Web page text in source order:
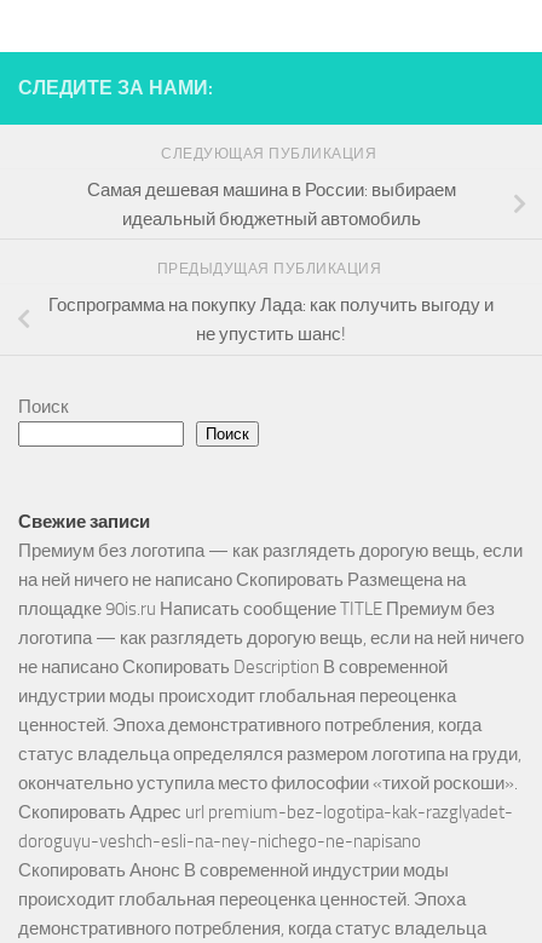
СЛЕДИТЕ ЗА НАМИ:
СЛЕДУЮЩАЯ ПУБЛИКАЦИЯ
Самая дешевая машина в России: выбираем
идеальный бюджетный автомобиль
ПРЕДЫДУЩАЯ ПУБЛИКАЦИЯ
Госпрограмма на покупку Лада: как получить выгоду и
не упустить шанс!
Поиск
Поиск
Свежие записи
Премиум без логотипа — как разглядеть дорогую вещь, если
на ней ничего не написано Скопировать Размещена на
площадке 90is.ru Написать сообщение TITLE Премиум без
логотипа — как разглядеть дорогую вещь, если на ней ничего
не написано Скопировать Description В современной
индустрии моды происходит глобальная переоценка
ценностей. Эпоха демонстративного потребления, когда
статус владельца определялся размером логотипа на груди,
окончательно уступила место философии «тихой роскоши».
Скопировать Адрес url premium-bez-logotipa-kak-razglyadet-
doroguyu-veshch-esli-na-ney-nichego-ne-napisano
Скопировать Анонс В современной индустрии моды
происходит глобальная переоценка ценностей. Эпоха
демонстративного потребления, когда статус владельца